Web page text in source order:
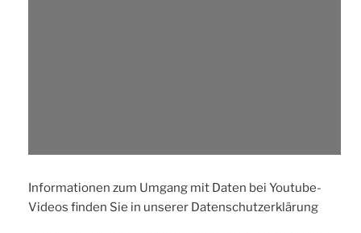
Informationen zum Umgang mit Daten bei Youtube-
Videos finden Sie in unserer Datenschutzerklärung